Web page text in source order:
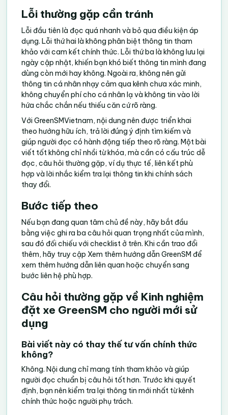
Lỗi thường gặp cần tránh
Lỗi đầu tiên là đọc quá nhanh và bỏ qua điều kiện áp
dụng. Lỗi thứ hai là không phân biệt thông tin tham
khảo với cam kết chính thức. Lỗi thứ ba là không lưu lại
ngày cập nhật, khiến bạn khó biết thông tin mình đang
dùng còn mới hay không. Ngoài ra, không nên gửi
thông tin cá nhân nhạy cảm qua kênh chưa xác minh,
không chuyển phí cho cá nhân lạ và không tin vào lời
hứa chắc chắn nếu thiếu căn cứ rõ ràng.
Với GreenSMVietnam, nội dung nên được triển khai
theo hướng hữu ích, trả lời đúng ý định tìm kiếm và
giúp người đọc có hành động tiếp theo rõ ràng. Một bài
viết tốt không chỉ nhồi từ khóa, mà cần có cấu trúc dễ
đọc, câu hỏi thường gặp, ví dụ thực tế, liên kết phù
hợp và lời nhắc kiểm tra lại thông tin khi chính sách
thay đổi.
Bước tiếp theo
Nếu bạn đang quan tâm chủ đề này, hãy bắt đầu
bằng việc ghi ra ba câu hỏi quan trọng nhất của mình,
sau đó đối chiếu với checklist ở trên. Khi cần trao đổi
thêm, hãy truy cập Xem thêm hướng dẫn GreenSM để
xem thêm hướng dẫn liên quan hoặc chuyển sang
bước liên hệ phù hợp.
Câu hỏi thường gặp về Kinh nghiệm
đặt xe GreenSM cho người mới sử
dụng
Bài viết này có thay thế tư vấn chính thức
không?
Không. Nội dung chỉ mang tính tham khảo và giúp
người đọc chuẩn bị câu hỏi tốt hơn. Trước khi quyết
định, bạn nên kiểm tra lại thông tin mới nhất từ kênh
chính thức hoặc người phụ trách.